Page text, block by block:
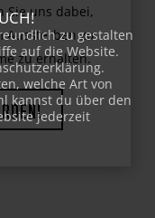
zum Schutz
Sie uns dabei,
Aussterben zu
zu erhalten.
zu gestalten
auf die Website.
welche Art von
kannst du über den
jederzeit